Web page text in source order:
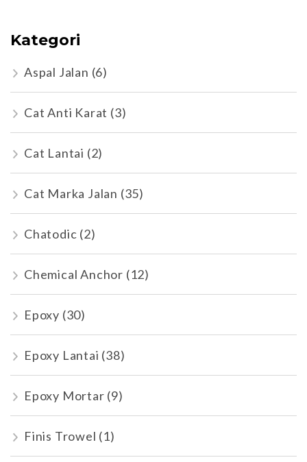
Kategori
Aspal Jalan (6)
Cat Anti Karat (3)
Cat Lantai (2)
Cat Marka Jalan (35)
Chatodic (2)
Chemical Anchor (12)
Epoxy (30)
Epoxy Lantai (38)
Epoxy Mortar (9)
Finis Trowel (1)